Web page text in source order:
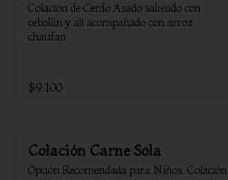
Colación de Cerdo Asado salteado con
cebollín y ají acompañado con arroz
chaufan
$9.100
Colación Carne Sola
Opción Recomendada para Niños. Colación